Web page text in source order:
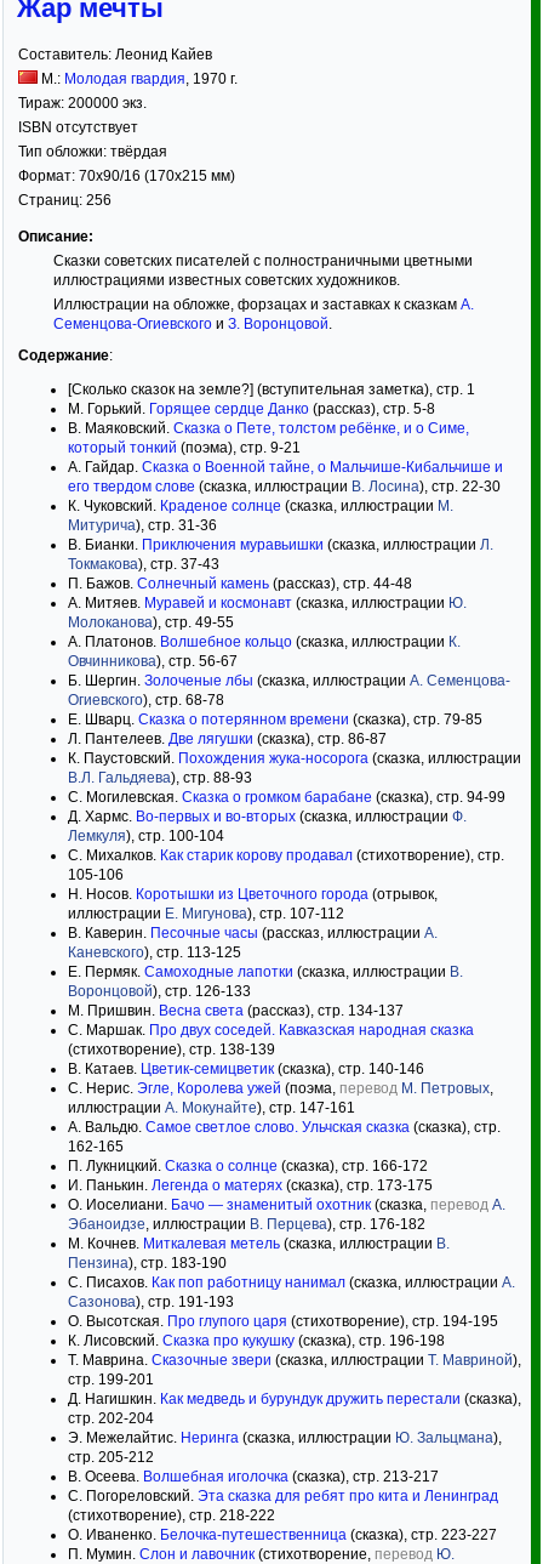
Жар мечты
Составитель: Леонид Кайев
М.: Молодая гвардия, 1970 г.
Тираж: 200000 экз.
ISBN отсутствует
Тип обложки: твёрдая
Формат: 70x90/16 (170x215 мм)
Страниц: 256
Описание:
Сказки советских писателей с полностраничными цветными
иллюстрациями известных советских художников.
Иллюстрации на обложке, форзацах и заставках к сказкам А.
Семенцова-Огиевскогои З. Воронцовой.
Содержание:
[Сколько сказок на земле?] (вступительная заметка), стр. 1
М. Горький. Горящее сердце Данко (рассказ), стр. 5-8
В. Маяковский. Сказка о Пете, толстом ребёнке, и о Симе,
который тонкий (поэма), стр. 9-21
А. Гайдар. Сказка о Военной тайне, о Мальчише-Кибальчише и
его твердом слове (сказка, иллюстрации В. Лосина), стр. 22-30
К. Чуковский. Краденое солнце (сказка, иллюстрации М.
Митурича), стр. 31-36
В. Бианки. Приключения муравьишки (сказка, иллюстрации Л.
Токмакова), стр. 37-43
П. Бажов. Солнечный камень (рассказ), стр. 44-48
А. Митяев. Муравей и космонавт (сказка, иллюстрации Ю.
Молоканова), стр. 49-55
А. Платонов. Волшебное кольцо (сказка, иллюстрации К.
Овчинникова), стр. 56-67
Б. Шергин. Золоченые лбы (сказка, иллюстрации А. Семенцова-
Огиевского), стр. 68-78
Е. Шварц. Сказка о потерянном времени (сказка), стр. 79-85
Л. Пантелеев. Две лягушки (сказка), стр. 86-87
К. Паустовский. Похождения жука-носорога (сказка, иллюстрации
В.Л. Гальдяева), стр. 88-93
С. Могилевская. Сказка о громком барабане (сказка), стр. 94-99
Д. Хармс. Во-первых и во-вторых (сказка, иллюстрации Ф.
Лемкуля), стр. 100-104
С. Михалков. Как старик корову продавал (стихотворение), стр.
105-106
Н. Носов. Коротышки из Цветочного города (отрывок,
иллюстрации Е. Мигунова), стр. 107-112
В. Каверин. Песочные часы (рассказ, иллюстрации А.
Каневского), стр. 113-125
Е. Пермяк. Самоходные лапотки (сказка, иллюстрации В.
Воронцовой), стр. 126-133
М. Пришвин. Весна света (рассказ), стр. 134-137
С. Маршак. Про двух соседей. Кавказская народная сказка
(стихотворение), стр. 138-139
В. Катаев. Цветик-семицветик (сказка), стр. 140-146
С. Нерис. Эгле, Королева ужей (поэма, перевод М. Петровых,
иллюстрации А. Мокунайте), стр. 147-161
А. Вальдю. Самое светлое слово. Ульчская сказка (сказка), стр.
162-165
П. Лукницкий. Сказка о солнце (сказка), стр. 166-172
И. Панькин. Легенда о матерях (сказка), стр. 173-175
О. Иоселиани. Бачо — знаменитый охотник (сказка, перевод А.
Эбаноидзе, иллюстрации В. Перцева), стр. 176-182
М. Кочнев. Миткалевая метель (сказка, иллюстрации В.
Пензина), стр. 183-190
С. Писахов. Как поп работницу нанимал (сказка, иллюстрации А.
Сазонова), стр. 191-193
О. Высотская. Про глупого царя (стихотворение), стр. 194-195
К. Лисовский. Сказка про кукушку (сказка), стр. 196-198
Т. Маврина. Сказочные звери (сказка, иллюстрации Т. Мавриной),
стр. 199-201
Д. Нагишкин. Как медведь и бурундук дружить перестали (сказка),
стр. 202-204
Э. Межелайтис. Неринга (сказка, иллюстрации Ю. Зальцмана),
стр. 205-212
В. Осеева. Волшебная иголочка (сказка), стр. 213-217
С. Погореловский. Эта сказка для ребят про кита и Ленинград
(стихотворение), стр. 218-222
О. Иваненко. Белочка-путешественница (сказка), стр. 223-227
П. Мумин. Слон и лавочник (стихотворение, перевод Ю.